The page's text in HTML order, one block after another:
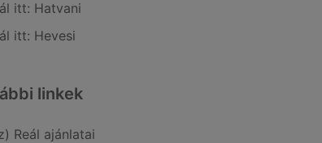
itt: Hatvani
itt: Hevesi
linkek
Reál ajánlatai